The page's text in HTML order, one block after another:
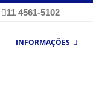
11 4561-5102
INFORMAÇÕES